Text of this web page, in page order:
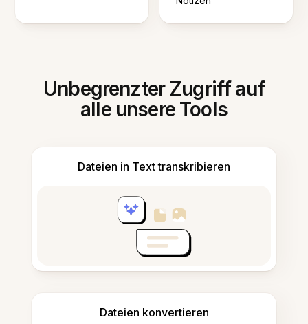
Unbegrenzter Zugriff auf
alle unsere Tools
Dateien in Text transkribieren
Dateien konvertieren